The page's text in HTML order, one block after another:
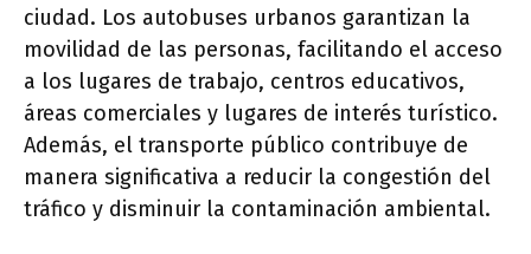
ciudad. Los autobuses urbanos garantizan la
movilidad de las personas, facilitando el acceso
a los lugares de trabajo, centros educativos,
áreas comerciales y lugares de interés turístico.
Además, el transporte público contribuye de
manera significativa a reducir la congestión del
tráfico y disminuir la contaminación ambiental.